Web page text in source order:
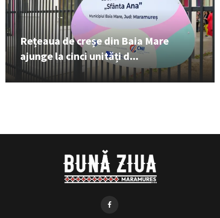
Rețeaua de creșe din Baia Mare
ajunge la cinci unități d...